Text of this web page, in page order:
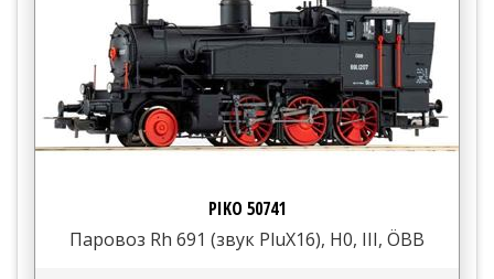
PIKO 50741
Паровоз Rh 691 (звук PluX16), H0, III, ÖBB